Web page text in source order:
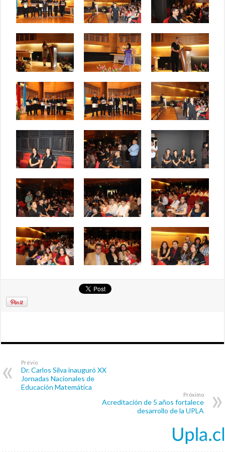
Previo
Dr. Carlos Silva inauguró XX
Jornadas Nacionales de
Educación Matemática
Próximo
Acreditación de 5 años fortalece
desarrollo de la UPLA